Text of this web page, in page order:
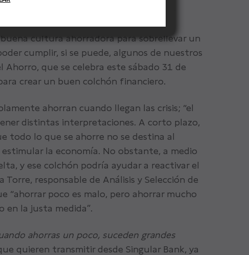
Sin embargo, desde el primer banco
Bank, se quiere poner de relieve la
cultura ahorradora para sobrellevar un
cumplir, si se puede, algunos de nuestros
que se celebra este sábado 31 de
crear un buen colchón financiero.
ahorran cuando llegan las crisis; “el
distintas interpretaciones. A corto plazo,
todo lo que se ahorre no se destina al
la economía. No obstante, a medio
y ese colchón podría ayudar a reactivar el
responsable de Análisis y Selección de
“ahorrar poco es malo, pero ahorrar mucho
en la justa medida”.
ahorras un poco, suceden grandes
quieren transmitir desde Singular Bank, ya